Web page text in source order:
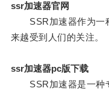
ssr加速器官网
SSR加速器作为一
来越受到人们的关注。
ssr加速器pc版下载
SSR加速器是一种专